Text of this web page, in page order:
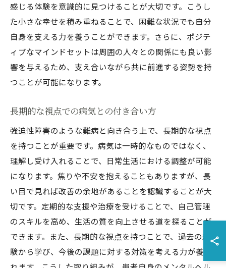
感じる体験を意識的に見つけることが大切です。こうし
た小さな幸せを積み重ねることで、困難な状況でも自分
自身を支える力を養うことができます。さらに、ポジテ
ィブなマインドセットは周囲の人々との関係にも良い影
響を与えるため、支え合いながら共に前進する姿勢を持
つことが可能になります。
長期的な視点での病気との付き合い方
強迫性障害のような難病と向き合う上で、長期的な視点
を持つことが重要です。病気は一時的なものではなく、
理解し受け入れることで、日常生活における調整が可能
になります。焦りや不安を抱えることもありますが、長
い目で見れば改善の余地があることを認識することが大
切です。定期的な支援や治療を受けることで、自己管理
のスキルを高め、生活の質を向上させる道を探ることが
できます。また、長期的な視点を持つことで、過去の経
験から学び、今後の課題に対する対策を考える力が養わ